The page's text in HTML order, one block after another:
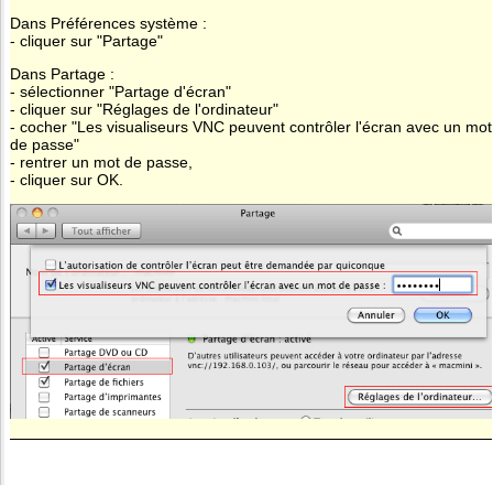
Dans Préférences système :
- cliquer sur "Partage"
Dans Partage :
- sélectionner "Partage d'écran"
- cliquer sur "Réglages de l'ordinateur"
- cocher "Les visualiseurs VNC peuvent contrôler l'écran avec un mot
de passe"
- rentrer un mot de passe,
- cliquer sur OK.